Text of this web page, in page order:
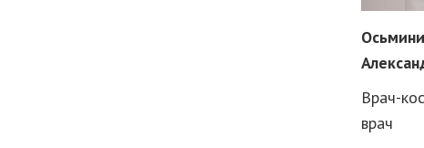
Врач-
врач